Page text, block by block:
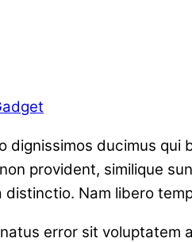
dignissimos ducimus
provident, similique
Nam libero
error sit voluptatem